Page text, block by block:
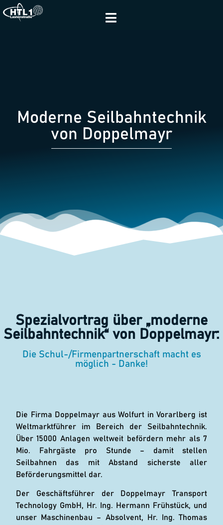
Moderne Seilbahntechnik
von Doppelmayr
Spezialvortrag über „moderne
Seilbahntechnik“ von Doppelmayr:
Die Schul-/Firmenpartnerschaft macht es
möglich - Danke!
Die Firma Doppelmayr aus Wolfurt in Vorarlberg ist
Weltmarktführer im Bereich der Seilbahntechnik.
Über 15000 Anlagen weltweit befördern mehr als 7
Mio. Fahrgäste pro Stunde – damit stellen
Seilbahnen das mit Abstand sicherste aller
Beförderungsmittel dar.
Der Geschäftsführer der Doppelmayr Transport
Technology GmbH, Hr. Ing. Hermann Frühstück, und
unser Maschinenbau – Absolvent, Hr. Ing. Thomas